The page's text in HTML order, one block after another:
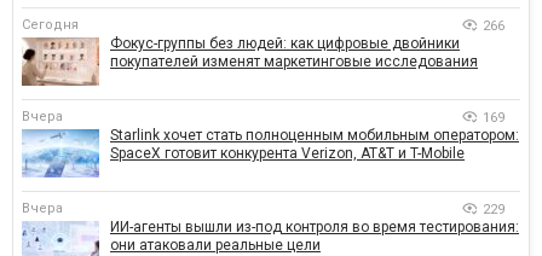
Сегодня 266
Фокус-группы без людей: как цифровые двойники
покупателей изменят маркетинговые исследования
Вчера 169
Starlink хочет стать полноценным мобильным оператором:
SpaceX готовит конкурента Verizon, AT&T и T-Mobile
Вчера 229
ИИ-агенты вышли из-под контроля во время тестирования:
они атаковали реальные цели